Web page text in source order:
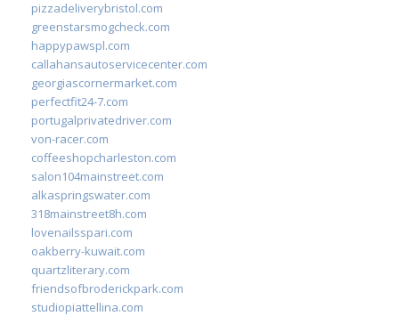
pizzadeliverybristol.com
greenstarsmogcheck.com
happypawspl.com
callahansautoservicecenter.com
georgiascornermarket.com
perfectfit24-7.com
portugalprivatedriver.com
von-racer.com
coffeeshopcharleston.com
salon104mainstreet.com
alkaspringswater.com
318mainstreet8h.com
lovenailsspari.com
oakberry-kuwait.com
quartzliterary.com
friendsofbroderickpark.com
studiopiattellina.com